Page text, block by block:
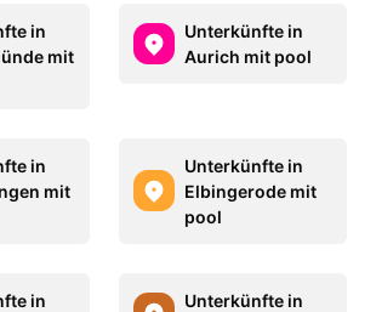
in
mit
Unterkünfte in
Aurich mit pool
in
mit
Unterkünfte in
Elbingerode mit
pool
in
Unterkünfte in